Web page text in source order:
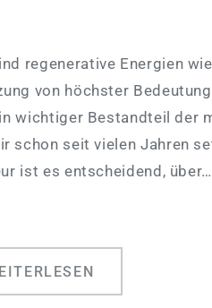
regenerative Energien
von höchster
wichtiger Bestandteil der
schon seit vielen Jahren
ist es entscheidend, über…